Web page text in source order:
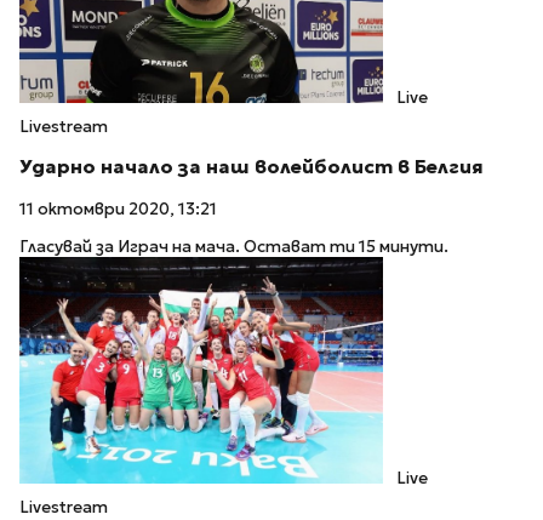
Live
Livestream
Ударно начало за наш волейболист в Белгия
11 октомври 2020, 13:21
Гласувай за Играч на мача. Остават ти 15 минути.
Live
Livestream